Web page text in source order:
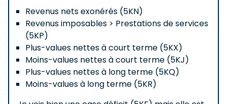
Revenus nets exonérés (5KN)
Revenus imposables > Prestations de services
(5KP)
Plus-values nettes à court terme (5KX)
Moins-values nettes à court terme (5KJ)
Plus-values nettes à long terme (5KQ)
Moins-values à long terme (5KR)